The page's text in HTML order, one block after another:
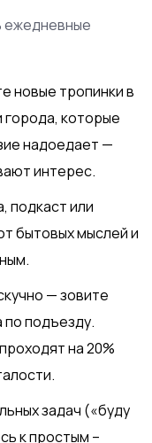
ежедневные
новые тропинки в
города, которые
надоедает —
интерес.
подкаст или
бытовых мыслей и
— зовите
подъезду.
на 20%
задач («буду
к простым –